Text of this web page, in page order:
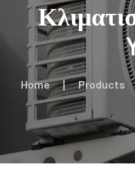
Home Products